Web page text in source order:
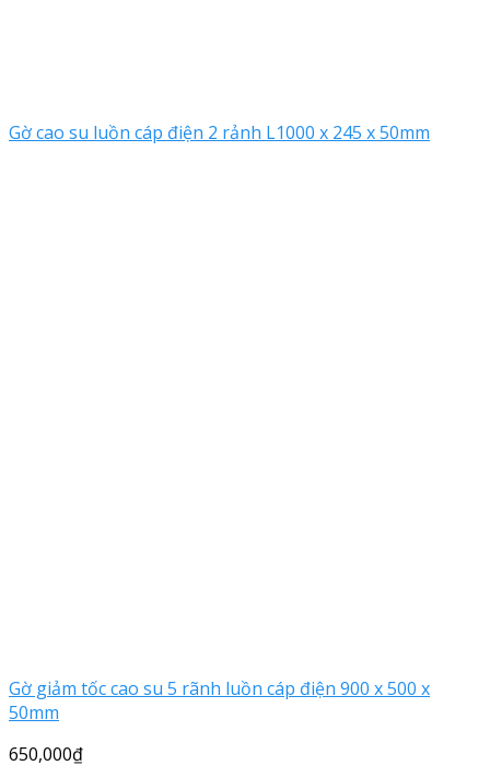
Gờ cao su luồn cáp điện 2 rảnh L1000 x 245 x 50mm
Gờ giảm tốc cao su 5 rãnh luồn cáp điện 900 x 500 x
50mm
650,000₫